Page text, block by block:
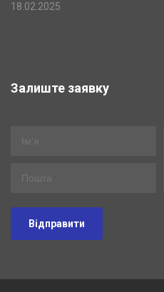
18.02.2025
Залиште заявку
Відправити